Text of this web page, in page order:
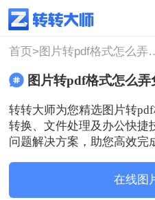
使用技巧
首页> 图片转pdf
图片转pdf格式怎么弄
转转大师为您精选图片转
转换、文件处理及办公快捷
问题解决方案，助您高效完
在线图